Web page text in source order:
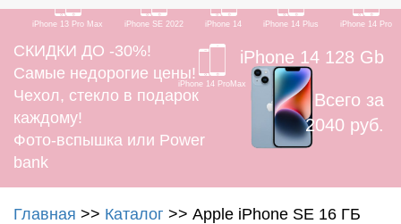
iPhone 13 Pro Max iPhone SE 2022 iPhone 14 iPhone 14 Plus iPhone 14 Pro
iPhone 14 ProMax
СКИДКИ ДО -30%!
Самые недорогие цены!
Чехол, стекло в подарок
каждому!
Фото-вспышка или Power
bank
iPhone 14 128 Gb
Всего за
2040 руб.
Главная >> Каталог >> Apple iPhone SE 16 ГБ